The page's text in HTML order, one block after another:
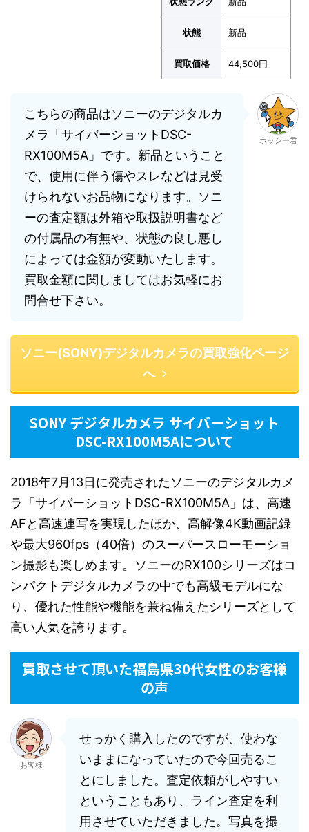
状態 新品
買取価格 44,500円
こちらの商品はソニーのデジタルカ
メラ「サイバーショットDSC-
RX100M5A」です。新品ということ
で、使用に伴う傷やスレなどは見受
けられないお品物になります。ソニ
ーの査定額は外箱や取扱説明書など
の付属品の有無や、状態の良し悪し
によっては金額が変動いたします。
買取金額に関しましてはお気軽にお
問合せ下さい。
ホッシー君
ソニー(SONY)デジタルカメラの買取強化ページ
へ
SONY デジタルカメラ サイバーショット
DSC-RX100M5Aについて
2018年7月13日に発売されたソニーのデジタルカメ
ラ「サイバーショットDSC-RX100M5A」は、高速
AFと高速連写を実現したほか、高解像4K動画記録
や最大960fps（40倍）のスーパースローモーショ
ン撮影も楽しめます。ソニーのRX100シリーズはコ
ンパクトデジタルカメラの中でも高級モデルにな
り、優れた性能や機能を兼ね備えたシリーズとして
高い人気を誇ります。
買取させて頂いた福島県30代女性のお客様
の声
お客様
せっかく購入したのですが、使わな
いままになっていたので今回売るこ
とにしました。査定依頼がしやすい
ということもあり、ライン査定を利
用させていただきました。写真を撮